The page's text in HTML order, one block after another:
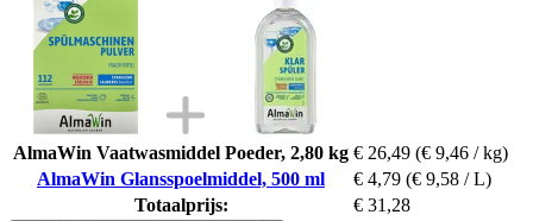
AlmaWin Vaatwasmiddel Poeder, 2,80 kg € 26,49 (€ 9,46 / kg)
AlmaWin Glansspoelmiddel, 500 ml
€ 4,79 (€ 9,58 / L)
Totaalprijs:
€ 31,28